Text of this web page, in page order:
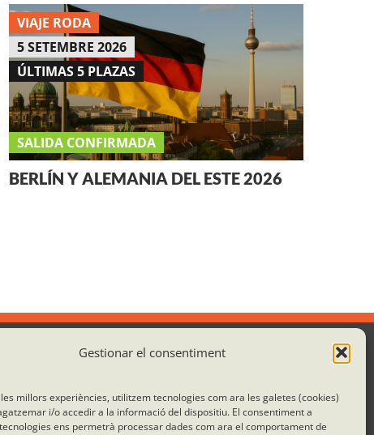
Gestionar el consentiment
millors experiències, utilitzem tecnologies com ara les galetes (cookies)
i/o accedir a la informació del dispositiu. El consentiment a
ens permetrà processar dades com ara el comportament de
VIAJE RODA
ÚLTIMAS 5 PLAZAS
SALIDA CONFIRMADA
5 SETEMBRE 2026
BERLÍN Y ALEMANIA DEL ESTE 2026
Colaboramos con: